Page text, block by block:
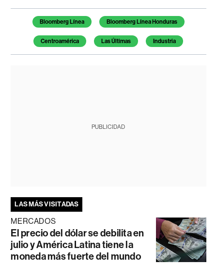
Temas de este artículo
Bloomberg Línea Bloomberg Línea Honduras
Centroamérica Las Últimas Industria
PUBLICIDAD
LAS MÁS VISITADAS
MERCADOS
El precio del dólar se debilita en
julio y América Latina tiene la
moneda más fuerte del mundo